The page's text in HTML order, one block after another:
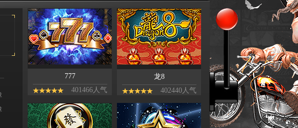
777
401466人气
龙8
402440人气